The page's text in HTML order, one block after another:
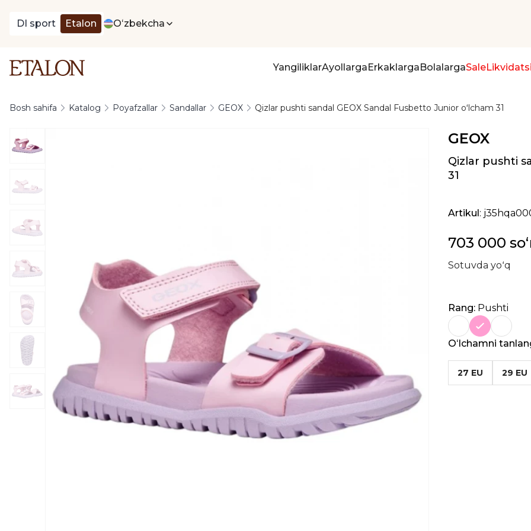
DI sport Etalon Oʻzbekcha
YangiliklarAyollargaErkaklargaBolalargaSale
Bosh sahifa Katalog Poyafzallar Sandallar GEOX Qizlar pushti sandal GEOX Sandal Fusbetto Junior oʻlcham 31
GEOX
Qizlar pushti
31
Artikul:
703 000
Sotuvda yoʻq
Rang: Pushti
Oʻlchamni
27 EU 29 EU